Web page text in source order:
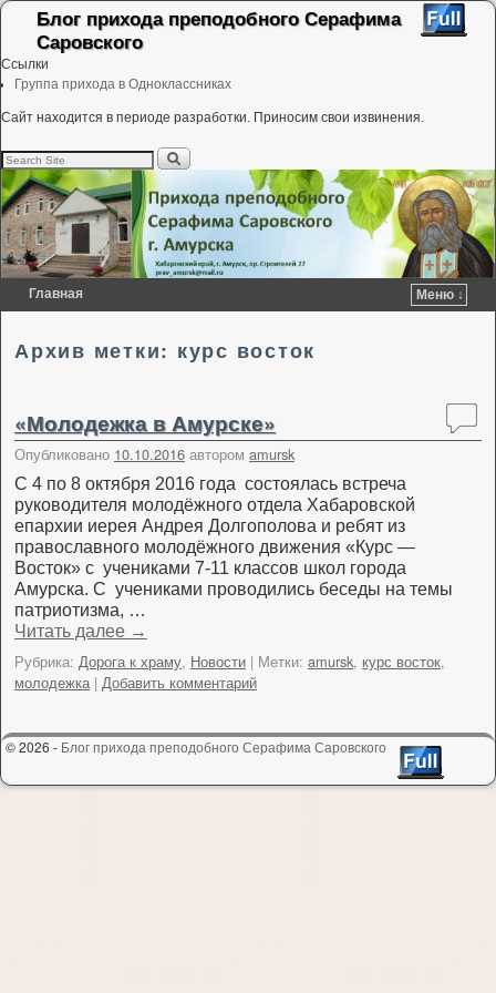
Блог прихода преподобного Серафима
Саровского
Ссылки
Группа прихода в Одноклассниках
Сайт находится в периоде разработки. Приносим свои извинения.
Главная
Меню ↓
Архив метки: курс восток
«Молодежка в Амурске»
Опубликовано 10.10.2016 автором amursk
С 4 по 8 октября 2016 года состоялась встреча
руководителя молодёжного отдела Хабаровской
епархии иерея Андрея Долгополова и ребят из
православного молодёжного движения «Курс —
Восток» с учениками 7-11 классов школ города
Амурска. С учениками проводились беседы на темы
патриотизма, …
Читать далее →
Рубрика: Дорога к храму, Новости | Метки: amursk, курс восток,
молодежка | Добавить комментарий
© 2026 - Блог прихода преподобного Серафима Саровского